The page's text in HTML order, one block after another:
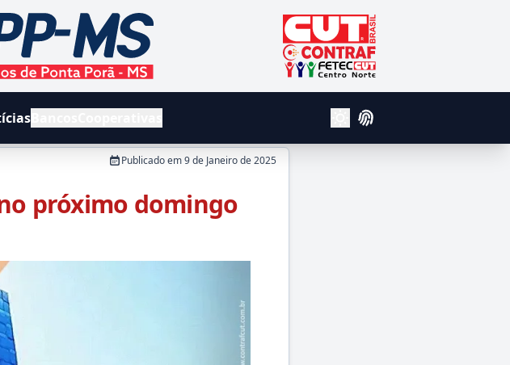
de Ponta Porã e Região
CUT - Central Unica dos
Contraf
Fetec Centro Norte
Bancos
Alterar Tema Claro e Escuro
Login
Publicado em9 de Janeiro de 2025
próximo domingo